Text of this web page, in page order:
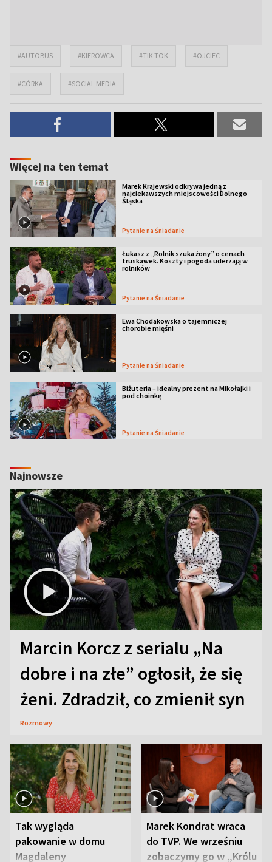
#AUTOBUS #KIEROWCA #TIK TOK #OJCIEC
#CÓRKA #SOCIAL MEDIA
Więcej na ten temat
Marek Krajewski odkrywa jedną z
najciekawszych miejscowości Dolnego
Śląska
Pytanie na Śniadanie
Łukasz z „Rolnik szuka żony” o cenach
truskawek. Koszty i pogoda uderzają w
rolników
Pytanie na Śniadanie
Ewa Chodakowska o tajemniczej
chorobie mięśni
Pytanie na Śniadanie
Biżuteria – idealny prezent na Mikołajki i
pod choinkę
Pytanie na Śniadanie
Najnowsze
Marcin Korcz z serialu „Na
dobre i na złe” ogłosił, że się
żeni. Zdradził, co zmienił syn
Rozmowy
Tak wygląda
pakowanie w domu
Magdaleny
Marek Kondrat wraca
do TVP. We wrześniu
zobaczymy go w „Królu